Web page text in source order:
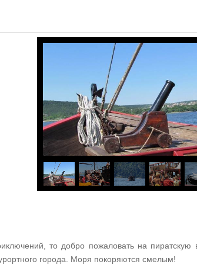
то добро пожаловать на пиратскую
города. Моря покоряются смелым!